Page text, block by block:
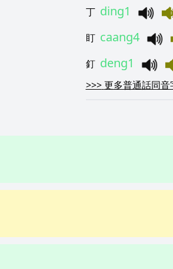
丁 ding1
盯 caang4
釘 deng1
>>> 更多普通話同音